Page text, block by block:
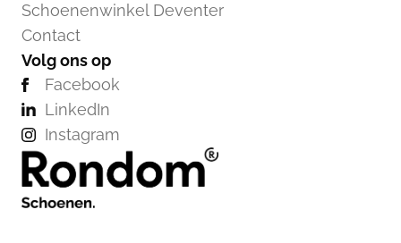
Schoenenwinkel Deventer
Contact
Volg ons op
Facebook
LinkedIn
Instagram